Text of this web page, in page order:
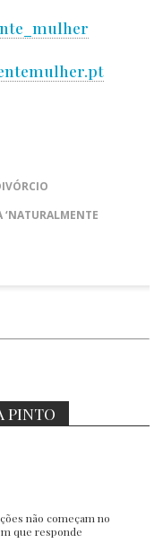
PINTO
não começam no
que responde